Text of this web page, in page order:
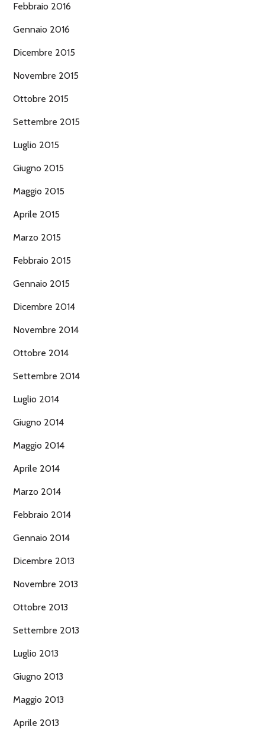
Febbraio 2016
Gennaio 2016
Dicembre 2015
Novembre 2015
Ottobre 2015
Settembre 2015
Luglio 2015
Giugno 2015
Maggio 2015
Aprile 2015
Marzo 2015
Febbraio 2015
Gennaio 2015
Dicembre 2014
Novembre 2014
Ottobre 2014
Settembre 2014
Luglio 2014
Giugno 2014
Maggio 2014
Aprile 2014
Marzo 2014
Febbraio 2014
Gennaio 2014
Dicembre 2013
Novembre 2013
Ottobre 2013
Settembre 2013
Luglio 2013
Giugno 2013
Maggio 2013
Aprile 2013